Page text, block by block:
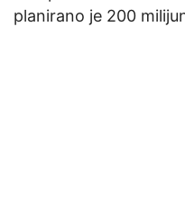
planirano je 200